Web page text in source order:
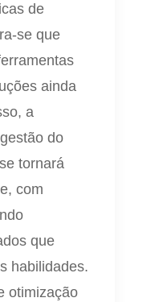
de
se que
ainda
a
do
tornará
com
que
habilidades.
otimização